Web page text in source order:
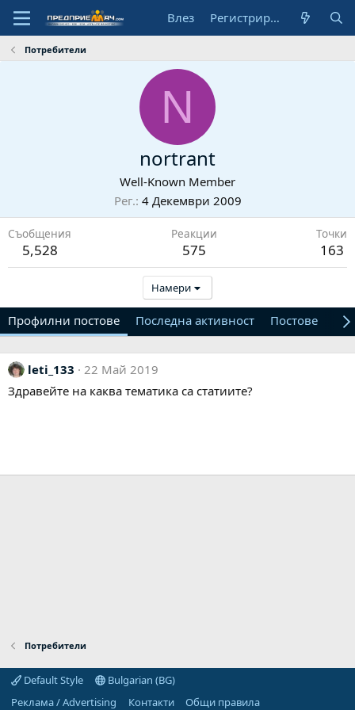
Влез Регистрирай се
Потребители
N
nortrant
Well-Known Member
Рег. 4 Декември 2009
Съобщения
5,528
Реакции
575
Точки
163
Намери
Профилни постове Последна активност Постове
leti_133
22 Май 2019
Здравейте на каква тематика са статиите?
Потребители
Default Style
Bulgarian (BG)
Реклама / Advertising
Контакти
Общи правила